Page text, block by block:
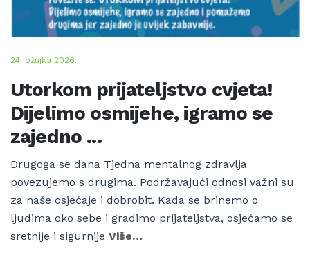
24. ožujka 2026.
Utorkom prijateljstvo cvjeta!
Dijelimo osmijehe, igramo se
zajedno ...
Drugoga se dana Tjedna mentalnog zdravlja
povezujemo s drugima. Podržavajući odnosi važni su
za naše osjećaje i dobrobit. Kada se brinemo o
ljudima oko sebe i gradimo prijateljstva, osjećamo se
sretnije i sigurnije Više…